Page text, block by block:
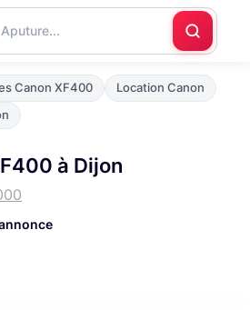
Canon XF400
Location Canon
à Dijon